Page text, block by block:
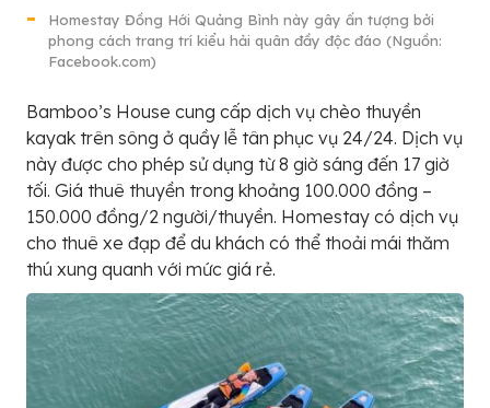
Homestay Đồng Hới Quảng Bình này gây ấn tượng bởi
phong cách trang trí kiểu hải quân đầy độc đáo (Nguồn:
Facebook.com)
Bamboo’s House cung cấp dịch vụ chèo thuyền
kayak trên sông ở quầy lễ tân phục vụ 24/24. Dịch vụ
này được cho phép sử dụng từ 8 giờ sáng đến 17 giờ
tối. Giá thuê thuyền trong khoảng 100.000 đồng –
150.000 đồng/2 người/thuyền. Homestay có dịch vụ
cho thuê xe đạp để du khách có thể thoải mái thăm
thú xung quanh với mức giá rẻ.